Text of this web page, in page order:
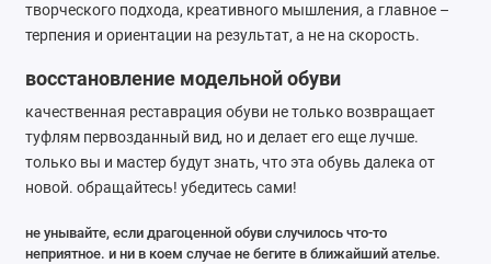
творческого подхода, креативного мышления, а главное –
терпения и ориентации на результат, а не на скорость.
восстановление модельной обуви
качественная реставрация обуви не только возвращает
туфлям первозданный вид, но и делает его еще лучше.
только вы и мастер будут знать, что эта обувь далека от
новой. обращайтесь! убедитесь сами!
не унывайте, если драгоценной обуви случилось что-то
неприятное. и ни в коем случае не бегите в ближайший ателье.